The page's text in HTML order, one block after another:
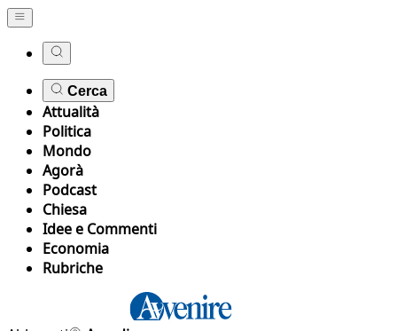
Cerca
Attualità
Politica
Mondo
Agorà
Podcast
Chiesa
Idee e Commenti
Economia
Rubriche